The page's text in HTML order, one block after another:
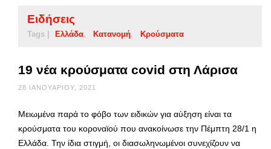
Ειδήσεις
Tags | Ελλάδα Κατανομή Κρούσματα
19 νέα κρούσματα covid στη Λάρισα
28 ΙΑΝΟΥΑΡΊΟΥ, 2021
Μειωμένα παρά το φόβο των ειδικών για αύξηση είναι τα
κρούσματα του κοροναϊού που ανακοίνωσε την Πέμπτη 28/1 η
Ελλάδα. Την ίδια στιγμή, οι διασωληνωμένοι συνεχίζουν να